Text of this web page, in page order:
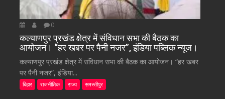
0
कल्याणपुर प्रखंड क्षेत्र में संविधान सभा की बैठक का
आयोजन। “हर खबर पर पैनी नजर”, इंडिया पब्लिक न्यूज।
कल्याणपुर प्रखंड क्षेत्र में संविधान सभा की बैठक का आयोजन। “हर खबर
पर पैनी नजर”, इंडिया...
बिहार राजनीतिक राज्य समस्तीपुर